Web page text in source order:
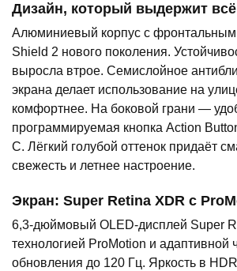
Дизайн, который выдержит всё
Алюминиевый корпус с фронтальным
Shield 2 нового поколения.
выросла втрое. Семислойное
экрана делает использование на
комфортнее. На боковой грани —
программируемая кнопка Action
C. Лёгкий голубой оттенок придаёт
свежесть и летнее настроение.
Экран: Super Retina XDR с
6,3-дюймовый OLED-дисплей Super
технологией ProMotion и адаптивной
обновления до 120 Гц. Яркость в